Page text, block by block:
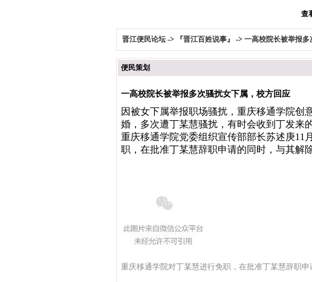
查
晋江便民论坛 -> 『晋江百姓说事』 -> 一高校院长被举报
便民策划
一高校院长被举报多次骚扰女下属，校方回应
因被女下属举报职场骚扰，重庆移通学院创
婚，多次遭丁某慧骚扰，有时会收到丁发来
重庆移通学院党委组织宣传部部长苏述庚
职，在批准丁某慧辞职申请的同时，与其解
重庆移通学院对丁某慧进行免职，在批准丁某慧辞职申